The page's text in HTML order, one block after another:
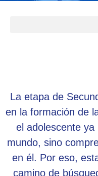
La etapa de
en la formación de
el adolescente ya
mundo, sino
en él. Por eso,
camino de